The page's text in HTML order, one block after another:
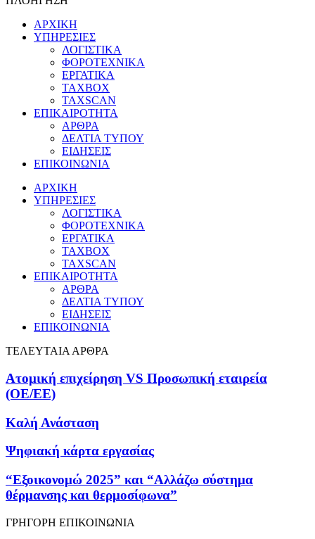
ΑΡΧΙΚΗ
ΥΠΗΡΕΣΙΕΣ
ΛΟΓΙΣΤΙΚΑ
ΦΟΡΟΤΕΧΝΙΚΑ
ΕΡΓΑΤΙΚΑ
TAXBOX
TAXSCAN
ΕΠΙΚΑΙΡΟΤΗΤΑ
ΑΡΘΡΑ
ΔΕΛΤΙΑ ΤΥΠΟΥ
ΕΙΔΗΣΕΙΣ
ΕΠΙΚΟΙΝΩΝΙΑ
ΑΡΧΙΚΗ
ΥΠΗΡΕΣΙΕΣ
ΛΟΓΙΣΤΙΚΑ
ΦΟΡΟΤΕΧΝΙΚΑ
ΕΡΓΑΤΙΚΑ
TAXBOX
TAXSCAN
ΕΠΙΚΑΙΡΟΤΗΤΑ
ΑΡΘΡΑ
ΔΕΛΤΙΑ ΤΥΠΟΥ
ΕΙΔΗΣΕΙΣ
ΕΠΙΚΟΙΝΩΝΙΑ
ΤΕΛΕΥΤΑΙΑ ΑΡΘΡΑ
Ατομική επιχείρηση VS Προσωπική εταιρεία
(OE/EE)
Καλή Ανάσταση
Ψηφιακή κάρτα εργασίας
“Εξοικονομώ 2025” και “Αλλάζω σύστημα
θέρμανσης και θερμοσίφωνα”
ΓΡΗΓΟΡΗ ΕΠΙΚΟΙΝΩΝΙΑ